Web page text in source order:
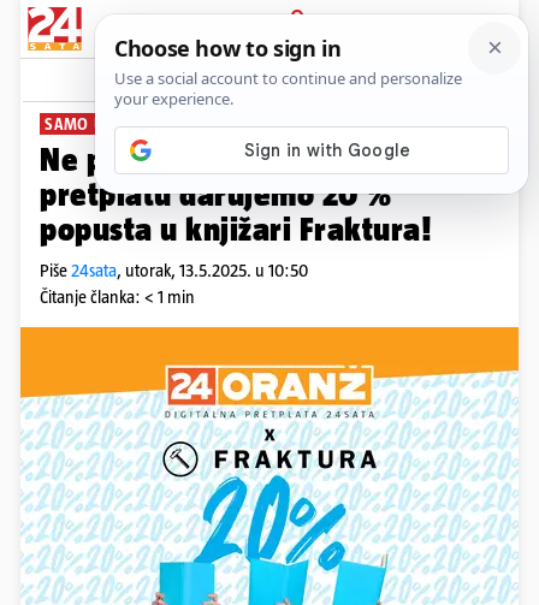
PRIJAVA
News
SAMO UZ ORANŽ!
Ne propusti! Uz Oranž digitalnu
pretplatu darujemo 20 %
popusta u knjižari Fraktura!
Piše24sata, utorak, 13.5.2025. u 10:50
Čitanje članka: < 1 min